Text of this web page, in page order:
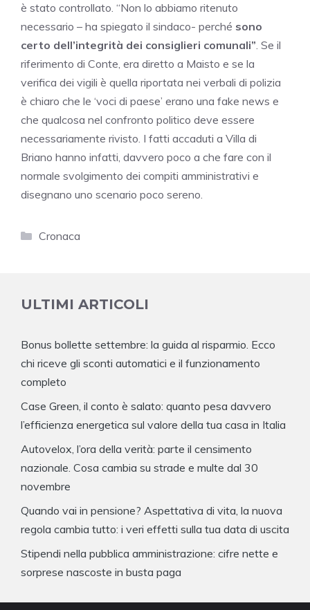
è stato controllato. “Non lo abbiamo ritenuto
necessario – ha spiegato il sindaco- perché sono
certo dell’integrità dei consiglieri comunali”. Se il
riferimento di Conte, era diretto a Maisto e se la
verifica dei vigili è quella riportata nei verbali di polizia
è chiaro che le ‘voci di paese’ erano una fake news e
che qualcosa nel confronto politico deve essere
necessariamente rivisto. I fatti accaduti a Villa di
Briano hanno infatti, davvero poco a che fare con il
normale svolgimento dei compiti amministrativi e
disegnano uno scenario poco sereno.
Categorie
Cronaca
ULTIMI ARTICOLI
Bonus bollette settembre: la guida al risparmio. Ecco
chi riceve gli sconti automatici e il funzionamento
completo
Case Green, il conto è salato: quanto pesa davvero
l’efficienza energetica sul valore della tua casa in Italia
Autovelox, l’ora della verità: parte il censimento
nazionale. Cosa cambia su strade e multe dal 30
novembre
Quando vai in pensione? Aspettativa di vita, la nuova
regola cambia tutto: i veri effetti sulla tua data di uscita
Stipendi nella pubblica amministrazione: cifre nette e
sorprese nascoste in busta paga